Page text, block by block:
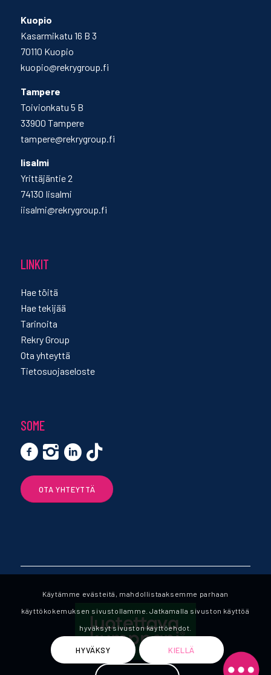
Kuopio
Kasarmikatu 16 B 3
70110 Kuopio
kuopio@rekrygroup.fi
Tampere
Toivionkatu 5 B
33900 Tampere
tampere@rekrygroup.fi
Iisalmi
Yrittäjäntie 2
74130 Iisalmi
iisalmi@rekrygroup.fi
LINKIT
Hae töitä
Hae tekijää
Tarinoita
Rekry Group
Ota yhteyttä
Tietosuojaseloste
SOME
OTA YHTEYTTÄ
Käytämme evästeitä, mahdollistaaksemme parhaan
käyttökokemuksen sivustollamme. Jatkamalla sivuston käyttöä
hyväksyt sivuston käyttöehdot.
HYVÄKSY KIELLÄ